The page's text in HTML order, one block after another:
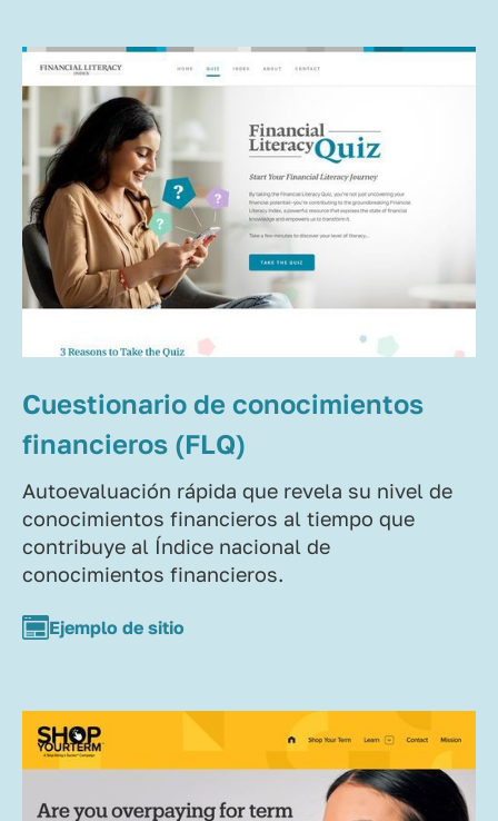
Cuestionario de conocimientos
financieros (FLQ)
Autoevaluación rápida que revela su nivel de
conocimientos financieros al tiempo que
contribuye al Índice nacional de
conocimientos financieros.
Ejemplo de sitio